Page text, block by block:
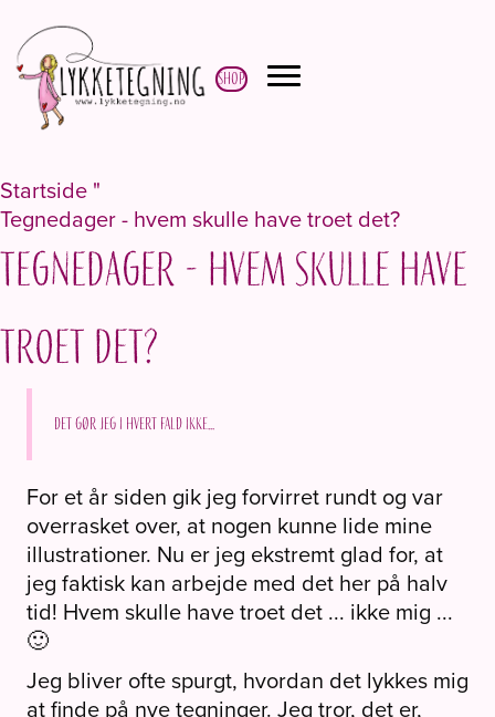
Shop
Startside "
Tegnedager - hvem skulle have troet det?
Tegnedager - hvem skulle have
troet det?
Det gør jeg i hvert fald ikke...
For et år siden gik jeg forvirret rundt og var
overrasket over, at nogen kunne lide mine
illustrationer. Nu er jeg ekstremt glad for, at
jeg faktisk kan arbejde med det her på halv
tid! Hvem skulle have troet det ... ikke mig ...
🙂
Jeg bliver ofte spurgt, hvordan det lykkes mig
at finde på nye tegninger. Jeg tror, det er,